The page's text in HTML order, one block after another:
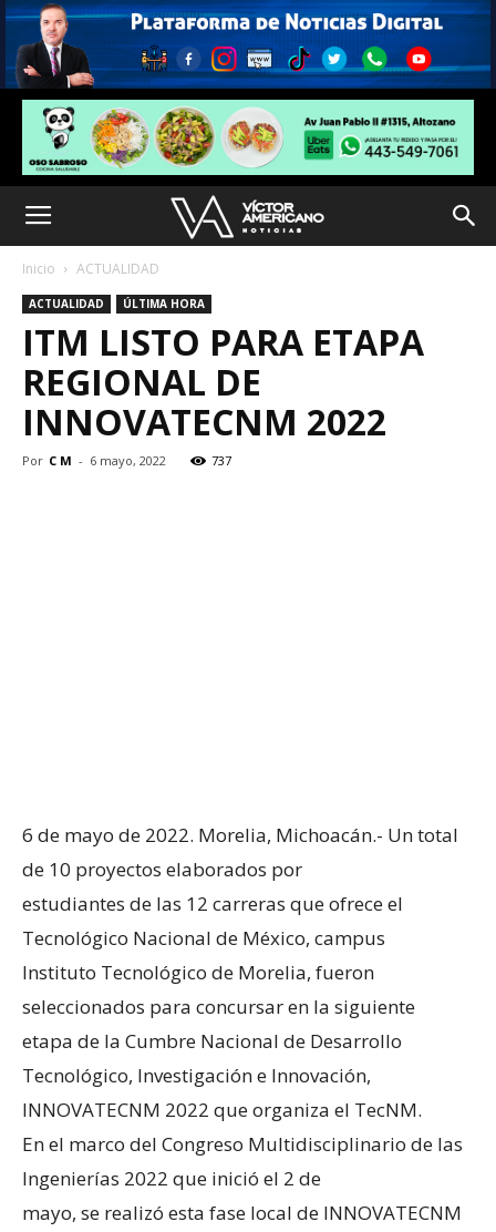
Inicio ACTUALIDAD
ACTUALIDAD ÚLTIMA HORA
ITM LISTO PARA ETAPA
REGIONAL DE
INNOVATECNM 2022
Por C M - 6 mayo, 2022 737
6 de mayo de 2022. Morelia, Michoacán.- Un total
de 10 proyectos elaborados por
estudiantes de las 12 carreras que ofrece el
Tecnológico Nacional de México, campus
Instituto Tecnológico de Morelia, fueron
seleccionados para concursar en la siguiente
etapa de la Cumbre Nacional de Desarrollo
Tecnológico, Investigación e Innovación,
INNOVATECNM 2022 que organiza el TecNM.
En el marco del Congreso Multidisciplinario de las
Ingenierías 2022 que inició el 2 de
mayo, se realizó esta fase local de INNOVATECNM